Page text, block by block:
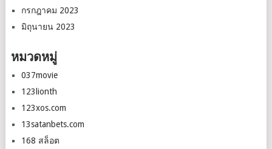
กรกฎาคม 2023
มิถุนายน 2023
หมวดหมู่
037movie
123lionth
123xos.com
13satanbets.com
168 สล็อต